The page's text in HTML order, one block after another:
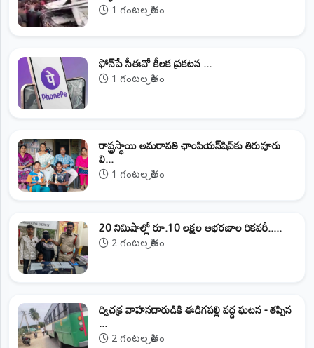
1 గంటల క్రితం
ఫోన్‌పే సీఈవో కీలక ప్రకటన ...
1 గంటల క్రితం
రాష్ట్రస్థాయి అమరావతి ఛాంపియన్‌షిప్‌కు తిరువూరు
వి...
1 గంటల క్రితం
20 నిమిషాల్లో రూ.10 లక్షల ఆభరణాల రికవరీ.....
2 గంటల క్రితం
ద్విచక్ర వాహనదారుడికి ఈడిగపల్లి వద్ద ఘటన - తప్పిన
...
2 గంటల క్రితం